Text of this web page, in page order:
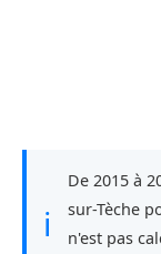
ℹ
De 2015 à
sur-Tèche
n'est pas